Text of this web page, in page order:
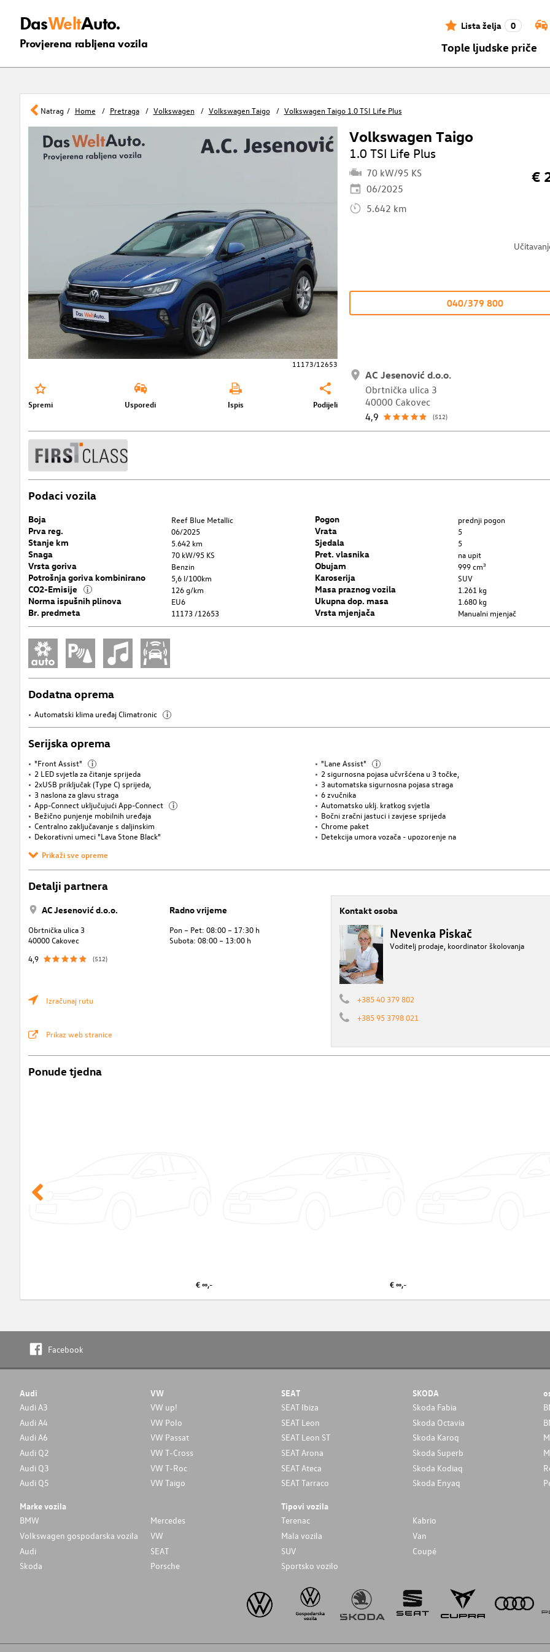
DasWeltAuto.
Provjerena rabljena vozila
Lista želja 0
Tople ljudske priče
Natrag Home Pretraga Volkswagen Volkswagen Taigo Volkswagen Taigo 1.0 TSI Life Plus
11173/12653
Volkswagen Taigo
1.0 TSI Life Plus
70 kW/95 KS
06/2025
5.642 km
€
040/379 800
AC Jesenović d.o.o.
Obrtnička ulica 3
40000 Cakovec
4,9
(512)
Spremi Usporedi Ispis Podijeli
Podaci vozila
Boja Reef Blue Metallic
Prva reg. 06/2025
Stanje km 5.642 km
Snaga 70 kW/95 KS
Vrsta goriva Benzin
Potrošnja goriva kombinirano 5,6 l/100km
CO2-Emisije i 126 g/km
Norma ispušnih plinova EU6
Br. predmeta 11173 /12653
Pogon prednji pogon
Vrata 5
Sjedala 5
Pret. vlasnika na upit
Obujam 999 cm³
Karoserija SUV
Masa praznog vozila 1.261 kg
Ukupna dop. masa 1.680 kg
Vrsta mjenjača Manualni mjenjač
Dodatna oprema
Automatski klima uređaj Climatronic i
Serijska oprema
"Front Assist" i "Lane Assist" i
2 LED svjetla za čitanje sprijeda
2 sigurnosna pojasa učvršćena u 3 točke,
2xUSB priključak (Type C) sprijeda,
3 automatska sigurnosna pojasa straga
3 naslona za glavu straga
6 zvučnika
App-Connect uključujući App-Connect
i
Automatsko uklj. kratkog svjetla
Bežično punjenje mobilnih uređaja
Bočni zračni jastuci i zavjese sprijeda
Centralno zaključavanje s daljinskim
Chrome paket
Dekorativni umeci "Lava Stone Black"
Detekcija umora vozača - upozorenje na
Prikaži sve opreme
Detalji partnera
AC Jesenović d.o.o.
Obrtnička ulica 3
40000 Cakovec
4,9
(512)
Izračunaj rutu
Prikaz web stranice
Radno vrijeme
Pon – Pet: 08:00 – 17:30 h
Subota: 08:00 – 13:00 h
Kontakt osoba
Nevenka Piskač
Voditelj prodaje, koordinator školovanja
+385 40 379 802
+385 95 3798 021
Ponude tjedna
€ ∞,- € ∞,-
Facebook
Audi
Audi A3
Audi A4
Audi A6
Audi Q2
Audi Q3
Audi Q5
VW
VW up!
VW Polo
VW Passat
VW T-Cross
VW T-Roc
VW Taigo
SEAT
SEAT Ibiza
SEAT Leon
SEAT Leon ST
SEAT Arona
SEAT Ateca
SEAT Tarraco
SKODA
Skoda Fabia
Skoda Octavia
Skoda Karoq
Skoda Superb
Skoda Kodiaq
Skoda Enyaq
Marke vozila
BMW
Mercedes
Volkswagen gospodarska vozila
VW
Audi
SEAT
Skoda
Porsche
Tipovi vozila
Terenac
Kabrio
Mala vozila
Van
SUV
Coupé
Sportsko vozilo